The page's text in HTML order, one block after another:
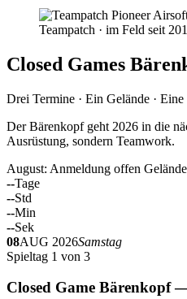
Teampatch · im Feld seit
Closed Games
Drei Termine · Ein Gelände ·
Der Bärenkopf geht 2026 in die
Ausrüstung, sondern Teamwork.
August: Anmeldung offen
--Tage
--Std
--Min
--Sek
08AUG 2026Samstag
Spieltag 1 von 3
Closed Game Bärenkopf